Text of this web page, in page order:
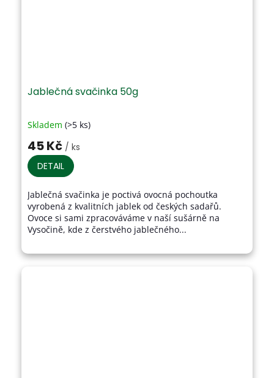
Jablečná svačinka 50g
Průměrné
hodnocení
produktu
je
5,0
5
hvězdiček.
Skladem (>5 ks)
45 Kč / ks
DETAIL
Jablečná svačinka je poctivá ovocná pochoutka
vyrobená z kvalitních jablek od českých sadařů.
Ovoce si sami zpracováváme v naší sušárně na
Vysočině, kde z čerstvého jablečného...